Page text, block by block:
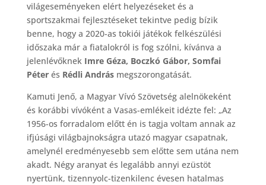
világeseményeken elért helyezéseket és a
sportszakmai fejlesztéseket tekintve pedig bízik
benne, hogy a 2020-as tokiói játékok felkészülési
időszaka már a fiatalokról is fog szólni, kívánva a
jelenlévőknek Imre Géza, Boczkó Gábor, Somfai
Péterés Rédli Andrásmegszorongatását.
Kamuti Jenő, a Magyar Vívó Szövetség alelnökeként
és korábbi vívóként a Vasas-emlékeit idézte fel: „Az
1956-os forradalom előtt én is tagja voltam annak az
ifjúsági világbajnokságra utazó magyar csapatnak,
amelynél eredményesebb sem előtte sem utána nem
akadt. Négy aranyat és legalább annyi ezüstöt
nyertünk, tizennyolc-tizenkilenc évesen hatalmas